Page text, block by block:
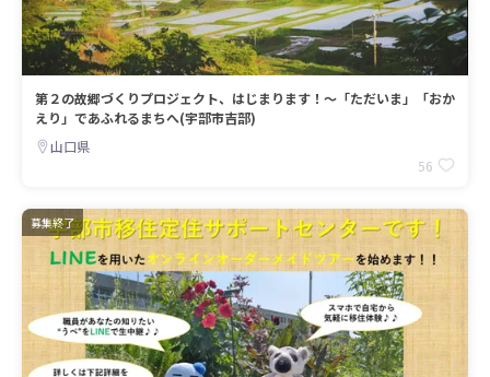
第２の故郷づくりプロジェクト、はじまります！～「ただいま」「おか
えり」であふれるまちへ(宇部市吉部)
山口県
56
募集終了